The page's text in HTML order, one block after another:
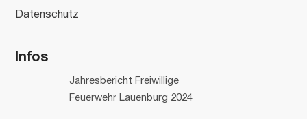
Datenschutz
Infos
Jahresbericht Freiwillige
Feuerwehr Lauenburg 2024